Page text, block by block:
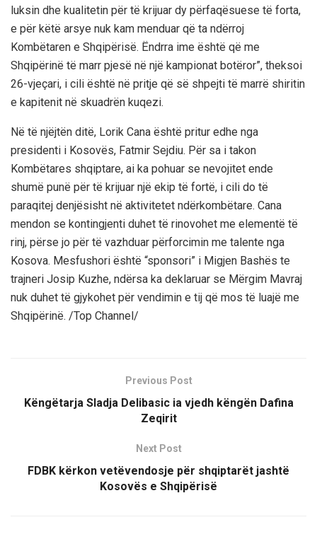
luksin dhe kualitetin për të krijuar dy përfaqësuese të forta,
e për këtë arsye nuk kam menduar që ta ndërroj
Kombëtaren e Shqipërisë. Ëndrra ime është që me
Shqipërinë të marr pjesë në një kampionat botëror”, theksoi
26-vjeçari, i cili është në pritje që së shpejti të marrë shiritin
e kapitenit në skuadrën kuqezi.
Në të njëjtën ditë, Lorik Cana është pritur edhe nga
presidenti i Kosovës, Fatmir Sejdiu. Për sa i takon
Kombëtares shqiptare, ai ka pohuar se nevojitet ende
shumë punë për të krijuar një ekip të fortë, i cili do të
paraqitej denjësisht në aktivitetet ndërkombëtare. Cana
mendon se kontingjenti duhet të rinovohet me elementë të
rinj, përse jo për të vazhduar përforcimin me talente nga
Kosova. Mesfushori është “sponsori” i Migjen Bashës te
trajneri Josip Kuzhe, ndërsa ka deklaruar se Mërgim Mavraj
nuk duhet të gjykohet për vendimin e tij që mos të luajë me
Shqipërinë. /Top Channel/
Previous Post
Këngëtarja Sladja Delibasic ia vjedh këngën Dafina
Zeqirit
Next Post
FDBK kërkon vetëvendosje për shqiptarët jashtë
Kosovës e Shqipërisë